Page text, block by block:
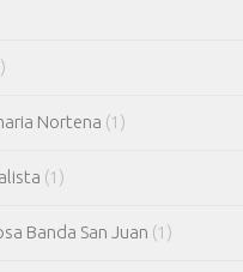
Nortena (1)
(1)
Banda San Juan (1)